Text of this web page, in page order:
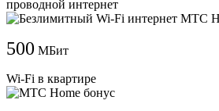
проводной интернет
500 МБит
Wi-Fi в квартире